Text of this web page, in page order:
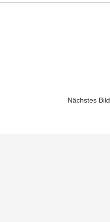
Nächstes Bild